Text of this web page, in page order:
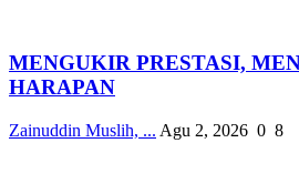
MENGUKIR PRESTASI,
HARAPAN
Zainuddin Muslih, ... Agu 2, 2026 0 8